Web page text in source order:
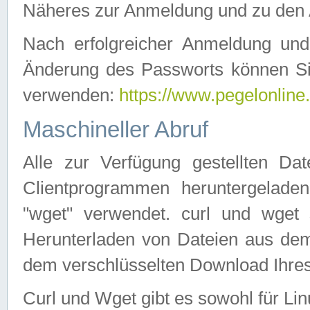
Näheres zur Anmeldung und zu
Nach erfolgreicher Anmeldung
Änderung des Passworts können
verwenden: https://
Maschineller Abruf
Alle zur Verfügung gestellten
Clientprogrammen
"wget" verwendet. curl und wget
Herunterladen von Dateien aus
dem verschlüsselten Download
Curl und Wget gibt es sowohl für